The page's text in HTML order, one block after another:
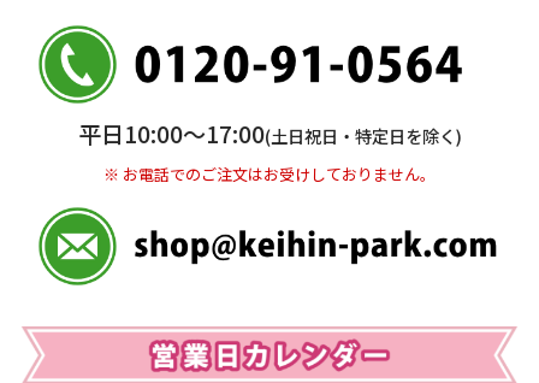
普通 7263489
＜口座名＞ カ）ディースタイル
※ 振込み手数料お客様ご負担。
平日10:00〜17:00(土日祝日・特定日を除く)
※ お電話でのご注文はお受けしておりません。